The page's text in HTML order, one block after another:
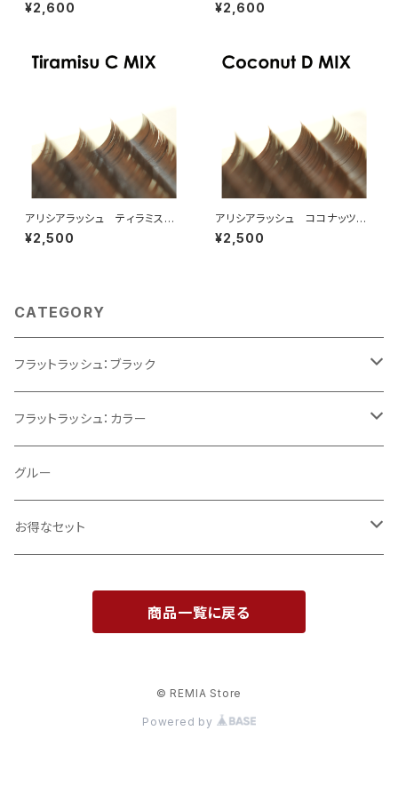
¥2,600 ¥2,600
アリシアラッシュ ティラミスブ
ラウンCカールMIX
¥2,500
アリシアラッシュ ココナッツブ
ラウンDカールMIX
¥2,500
CATEGORY
フラットラッシュ：ブラック
Cカール
CCカール
Jカール
フラットラッシュ：カラー
ブラウン
モカブラウン
グルー
お得なセット
開業支援セット
商品一覧に戻る
© REMIA Store
Powered by